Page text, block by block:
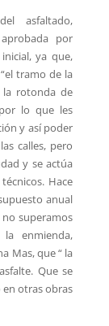
asfaltado,
por
ya que,
tramo de la
la rotonda de
por lo que les
y así poder
calles, pero
y se actúa
Hace
anual
superamos
enmienda,
Mas, que “ la
Que se
otras obras